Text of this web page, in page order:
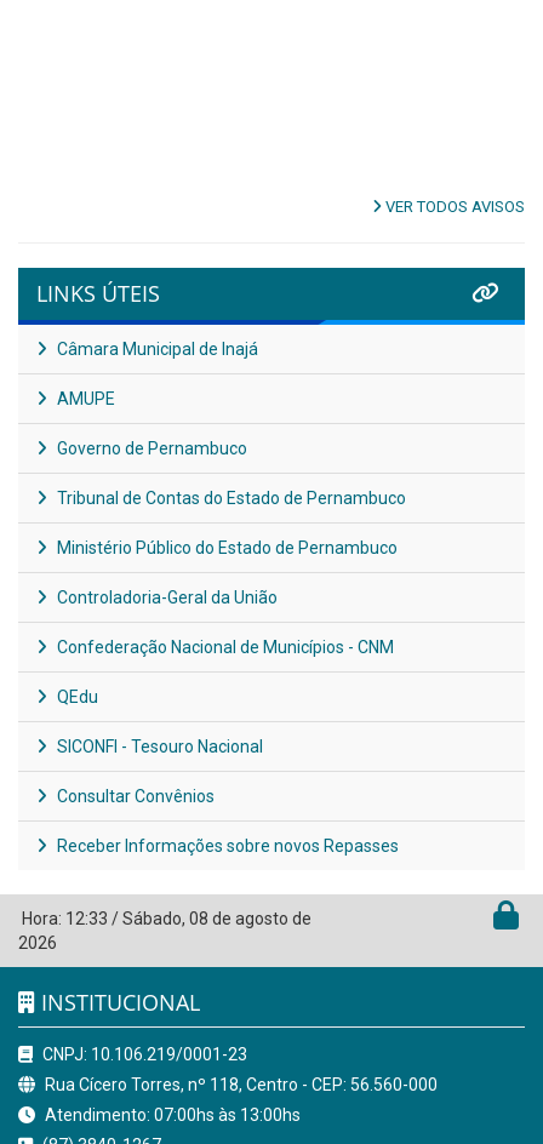
VER TODOS AVISOS
LINKS ÚTEIS
Câmara Municipal de Inajá
AMUPE
Governo de Pernambuco
Tribunal de Contas do Estado de Pernambuco
Ministério Público do Estado de Pernambuco
Controladoria-Geral da União
Confederação Nacional de Municípios - CNM
QEdu
SICONFI - Tesouro Nacional
Consultar Convênios
Receber Informações sobre novos Repasses
Hora: 12:33 /Sábado, 08 de agosto de
2026
INSTITUCIONAL
CNPJ: 10.106.219/0001-23
Rua Cícero Torres, nº 118, Centro - CEP: 56.560-000
Atendimento: 07:00hs às 13:00hs